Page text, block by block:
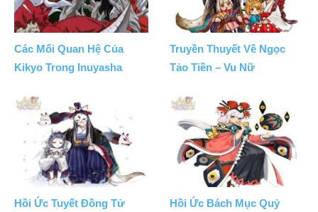
Các Mối Quan Hệ Của
Kikyo Trong Inuyasha
Truyền Thuyết Về Ngọc
Tảo Tiền – Vu Nữ
Hồi Ức Tuyết Đồng Tử
Hồi Ức Bách Mục Quỷ